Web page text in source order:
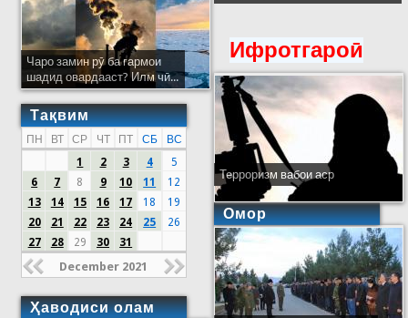
Чаро замин рӯ ба гармои
шадид овардааст? Илм чӣ...
Тақвим
ПН ВТ СР ЧТ ПТ СБ
ВС
1
2 3 4
5
6
7 8 9 10 11
12
13
14 15 16 17 18
19
20
21 22 23 24 25
26
27
28 29 30 31
December 2021
Ҳаводиси олам
Ифротгароӣ
Терроризм вабои аср
Омор